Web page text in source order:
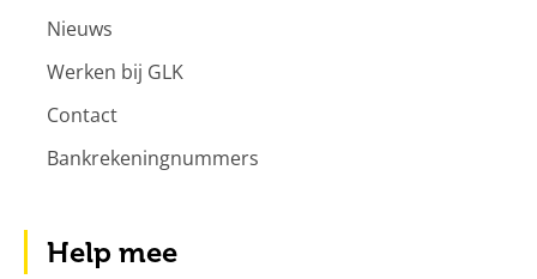
Nieuws
Werken bij GLK
Contact
Bankrekeningnummers
Help mee